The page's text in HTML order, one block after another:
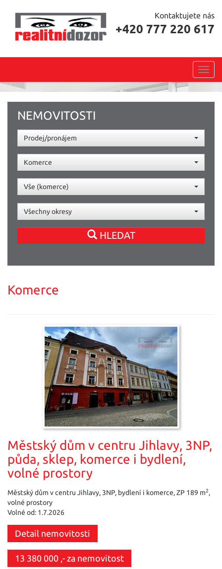
Kontaktujete nás
+420 777 220 617
NEMOVITOSTI
Prodej/pronájem
Komerce
Vše (komerce)
Všechny okresy
HLEDAT
Komerce
Městský dům v centru Jihlavy, 3NP,
půda, sklep, komerce i bydlení,
volné prostory
Městský dům v centru Jihlavy, 3NP, bydlení i komerce, ZP 189 m2,
volné prostory
Volné od: 1.7.2026
Detail nemovitosti
13 380 000 ,- za nemovitost